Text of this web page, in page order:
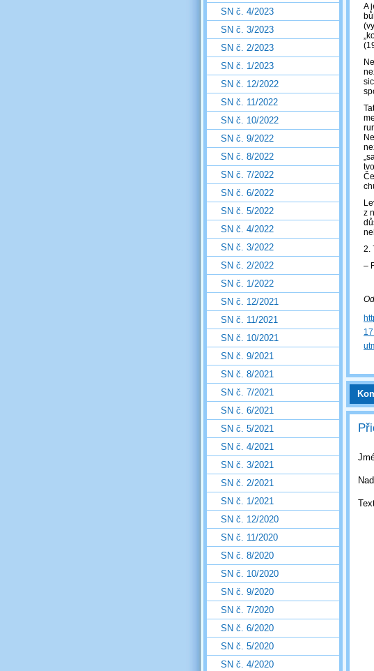
A
z
2.
‒
SN č. 4/2023
SN č. 3/2023
SN č. 2/2023
SN č. 1/2023
SN č. 12/2022
SN č. 11/2022
SN č. 10/2022
SN č. 9/2022
SN č. 8/2022
SN č. 7/2022
SN č. 6/2022
SN č. 5/2022
SN č. 4/2022
SN č. 3/2022
SN č. 2/2022
SN č. 1/2022
SN č. 12/2021
SN č. 11/2021
SN č. 10/2021
SN č. 9/2021
SN č. 8/2021
SN č. 7/2021
SN č. 6/2021
SN č. 5/2021
SN č. 4/2021
SN č. 3/2021
SN č. 2/2021
SN č. 1/2021
SN č. 12/2020
SN č. 11/2020
SN č. 8/2020
SN č. 10/2020
SN č. 9/2020
SN č. 7/2020
SN č. 6/2020
SN č. 5/2020
SN č. 4/2020